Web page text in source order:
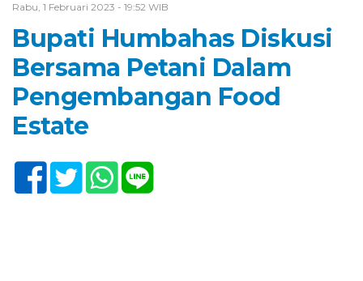
Rabu, 1 Februari 2023 - 19:52 WIB
Bupati Humbahas Diskusi
Bersama Petani Dalam
Pengembangan Food
Estate